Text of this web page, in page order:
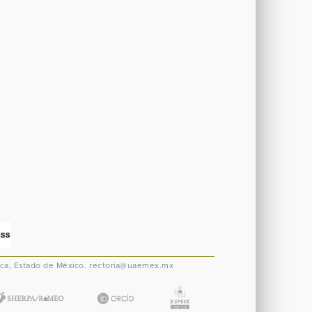
Estado de México. rectoria@uaemex.mx